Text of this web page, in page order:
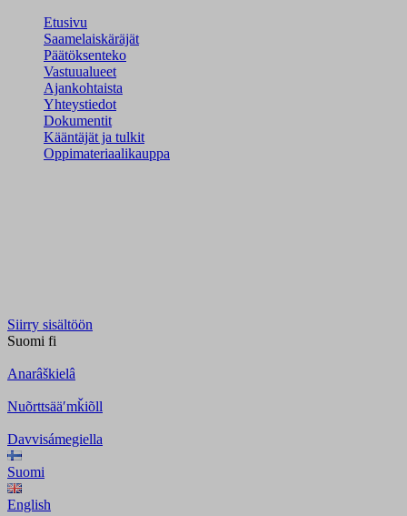
Etusivu
Saamelaiskäräjät
Päätöksenteko
Vastuualueet
Ajankohtaista
Yhteystiedot
Dokumentit
Kääntäjät ja tulkit
Oppimateriaalikauppa
Siirry sisältöön
Suomi fi
Anarâškielâ
Nuõrttsääʹmǩiõll
Davvisámegiella
Suomi
English